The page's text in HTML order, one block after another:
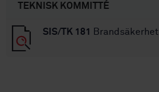
TEKNISK KOMMITTÉ
SIS/TK 181 Brandsäkerhet